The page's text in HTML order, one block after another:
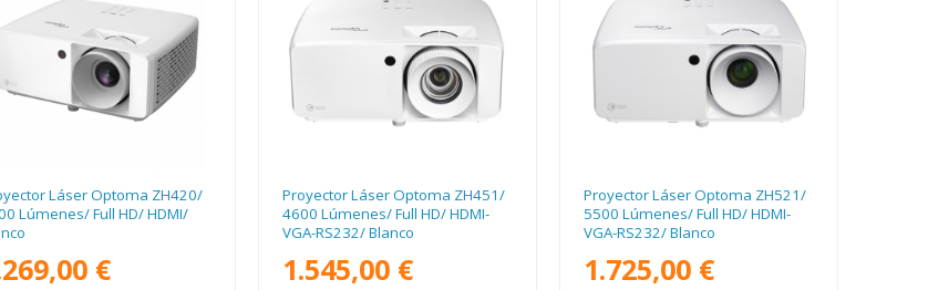
Láser Optoma ZH420/
Lúmenes/ Full HD/ HDMI/
€
Proyector Láser Optoma ZH451/
4600 Lúmenes/ Full HD/ HDMI-
VGA-RS232/ Blanco
1.545,00 €
Proyector Láser Optoma ZH521/
5500 Lúmenes/ Full HD/ HDMI-
VGA-RS232/ Blanco
1.725,00 €